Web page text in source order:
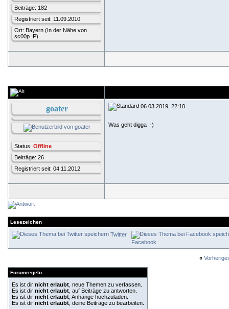
Beiträge: 182
Registriert seit: 11.09.2010
Ort: Bayern (In der Nähe von
sc00p :P)
goater
Status: Offline
Beiträge: 26
Registriert seit: 04.11.2012
06.03.2019, 22:10
Was geht digga :-)
Lesezeichen
Twitter
Facebook
«
Forumregeln
Es ist dir nicht erlaubt , neue Themen zu verfassen.
Es ist dir nicht erlaubt , auf Beiträge zu antworten.
Es ist dir nicht erlaubt , Anhänge hochzuladen.
Es ist dir nicht erlaubt , deine Beiträge zu bearbeiten.